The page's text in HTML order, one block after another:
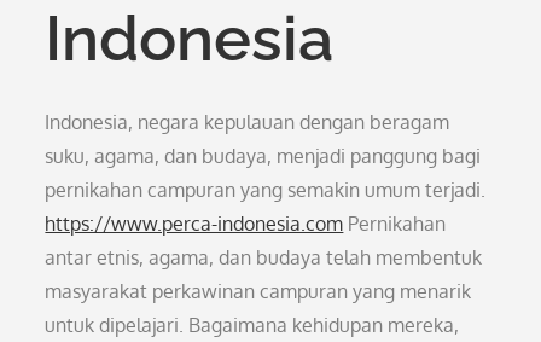
Indonesia
Indonesia, negara kepulauan dengan beragam
suku, agama, dan budaya, menjadi panggung bagi
pernikahan campuran yang semakin umum terjadi.
https://www.perca-indonesia.com Pernikahan
antar etnis, agama, dan budaya telah membentuk
masyarakat perkawinan campuran yang menarik
untuk dipelajari. Bagaimana kehidupan mereka,